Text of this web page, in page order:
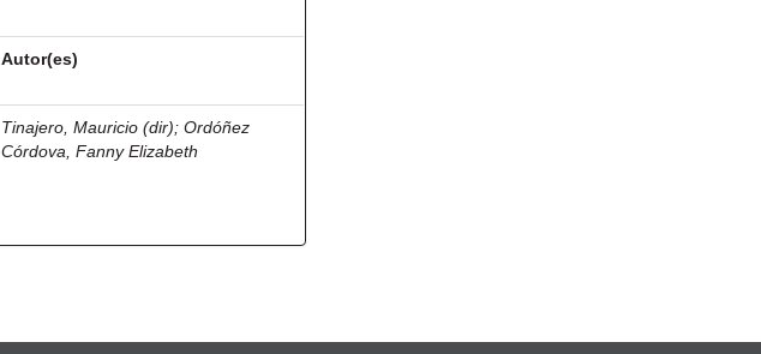
Autor(es)
Tinajero, Mauricio (dir);Ordóñez
Córdova, Fanny Elizabeth